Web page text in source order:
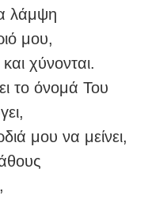
λάμψη
μου,
χύνονται.
το όνομά Του
μου να μείνει,